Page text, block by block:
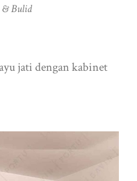
& Bulid
jati dengan kabinet